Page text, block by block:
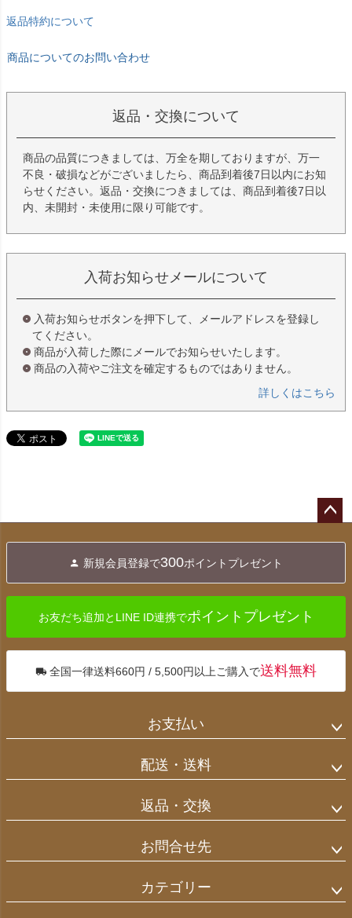
返品特約について
商品についてのお問い合わせ
返品・交換について
商品の品質につきましては、万全を期しておりますが、万一
不良・破損などがございましたら、商品到着後7日以内にお知
らせください。返品・交換につきましては、商品到着後7日以
内、未開封・未使用に限り可能です。
入荷お知らせメールについて
入荷お知らせボタンを押下して、メールアドレスを登録し
てください。
商品が入荷した際にメールでお知らせいたします。
商品の入荷やご注文を確定するものではありません。
詳しくはこちら
へ
新規会員登録で300ポイントプレゼント
お友だち追加とLINE ID連携でポイントプレゼント
全国一律送料660円 / 5,500円以上ご購入で送料無料
お支払い
配送・送料
返品・交換
お問合せ先
カテゴリー